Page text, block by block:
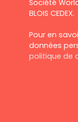
Société
BLOIS CEDEX.
Pour en
données
politique de